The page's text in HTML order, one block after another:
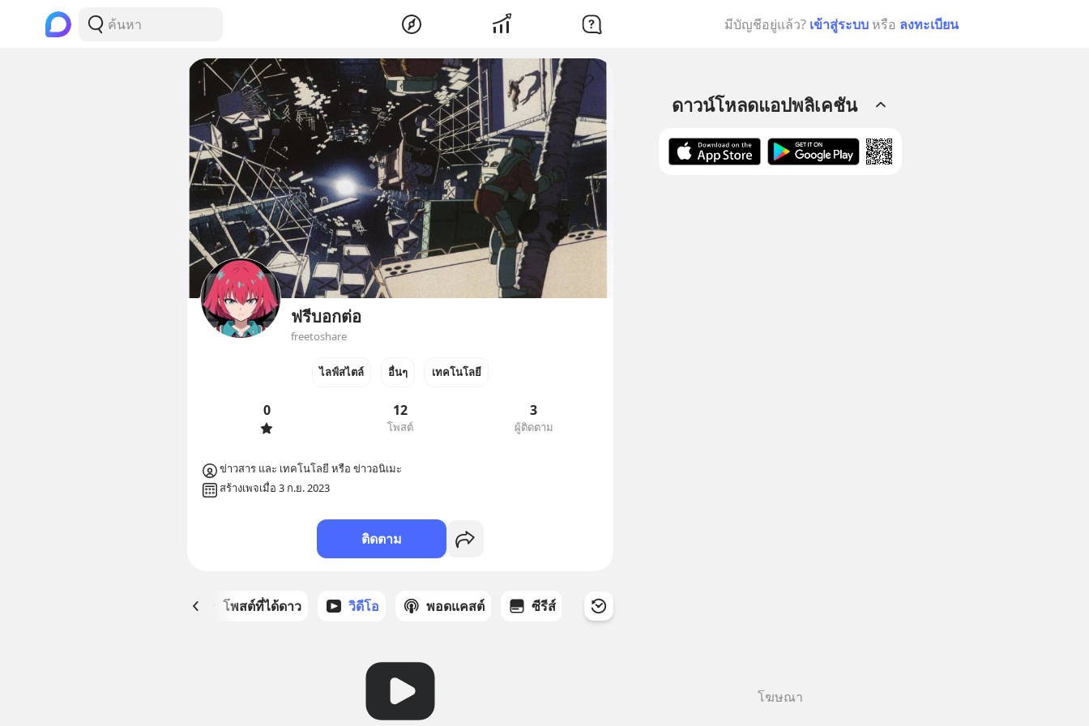
มีบัญชีอยู่แล้ว? เข้าสู่ระบบ หรือ ลงทะเบียน
ฟรีบอกต่อ
freetoshare
ไลฟ์สไตล์ อื่นๆ เทคโนโลยี
0 12
โพสต์
3
ผู้ติดตาม
ข่าวสาร และ เทคโนโลยี หรือ ข่าวอนิเมะ
สร้างเพจเมื่อ 3 ก.ย. 2023
ติดตาม
โพสต์ที่ได้ดาว วิดีโอ พอดแคสต์ ซีรีส์
ดาวน์โหลดแอปพลิเคชัน
โฆษณา